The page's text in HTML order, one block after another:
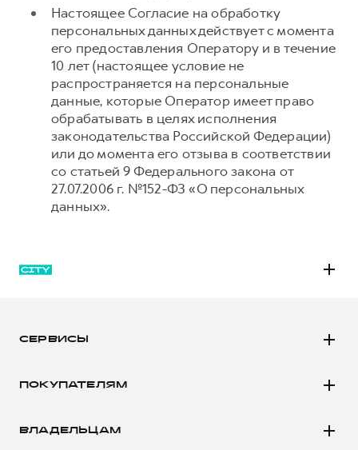
Настоящее Согласие на обработку
персональных данных действует с момента
его предоставления Оператору и в течение
10 лет (настоящее условие не
распространяется на персональные
данные, которые Оператор имеет право
обрабатывать в целях исполнения
законодательства Российской Федерации)
или до момента его отзыва в соответствии
со статьей 9 Федерального закона от
27.07.2006 г. №152-ФЗ «О персональных
данных».
СЕРВИСЫ
ПОКУПАТЕЛЯМ
Конфигуратор HAVAL
ВЛАДЕЛЬЦАМ